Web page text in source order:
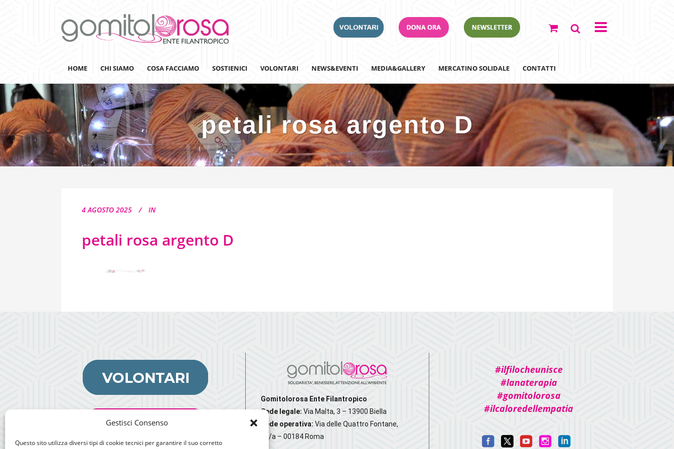
Gestisci Consenso
Questo sito utilizza diversi tipi di cookie tecnici per garantire il suo corretto
HOME CHI SIAMO COSA FACCIAMO
Lanaterapia
Ricerca
Sensibilizzazione
SOSTIENICI
Adotta un Ospedale
Team Building
VOLONTARI NEWS&EVENTI MEDIA&GALLERY MERCATINO SOLIDALE CONTATTI
petali rosa argento D
4 AGOSTO 2025 IN
petali rosa argento D
Gomitolorosa Ente Filantropico
Sede legale: Via Malta, 3 – 13900 Biella
Sede operativa: Via delle Quattro Fontane,
20/a – 00184 Roma
#ilfilocheunisce
#lanaterapia
#gomitolorosa
#ilcaloredellempatia